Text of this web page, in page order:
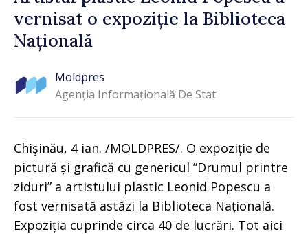
vernisat o expoziție la Biblioteca
Națională
Moldpres
Agenția Informațională De Stat
Chişinău, 4 ian. /MOLDPRES/. O expoziție de
pictură și grafică cu genericul ”Drumul printre
ziduri” a artistului plastic Leonid Popescu a
fost vernisată astăzi la Biblioteca Națională.
Expoziția cuprinde circa 40 de lucrări. Tot aici